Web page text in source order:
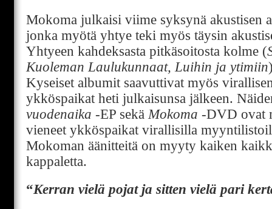
Mokoma julkaisi viime syksynä akustisen
jonka myötä yhtye teki myös täysin
Yhtyeen kahdeksasta pitkäsoitosta kolme (
Kuoleman Laulukunnaat, Luihin ja ytimiin
Kyseiset albumit saavuttivat myös
ykköspaikat heti julkaisunsa jälkeen.
vuodenaika -EP sekäMokoma -DVD ovat
vieneet ykköspaikat virallisilla
Mokoman äänitteitä on myyty kaiken
kappaletta.
“Kerran vielä pojat ja sitten vielä pari